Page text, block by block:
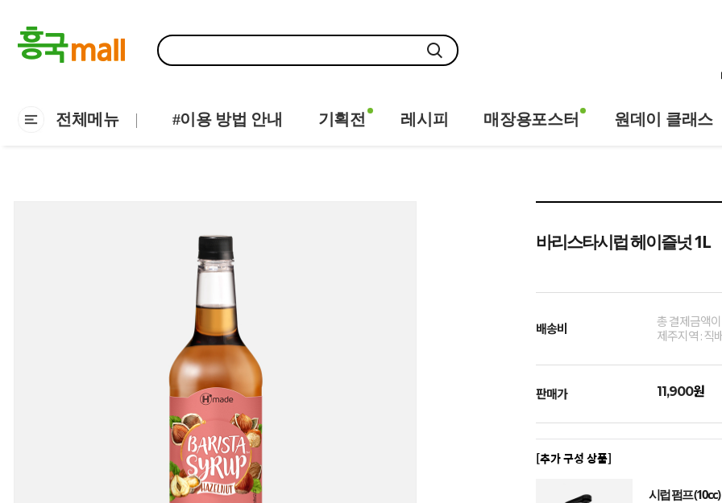
전체메뉴 #이용 방법 안내 기획전 레시피 매장용포스터 원데이 클래스
바리스타시럽 헤이즐넛 1L
배송비
총 결제금액
제주지역 : 직
판매가 11,900원
[추가 구성 상품]
시럽 펌프 (10cc)